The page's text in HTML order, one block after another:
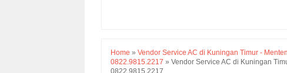
Home » Vendor Service AC di Kuningan Timur -
0822.9815.2217 » Vendor Service AC di Kuningan
0822.9815.2217